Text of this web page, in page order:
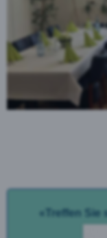
«Treffen Sie